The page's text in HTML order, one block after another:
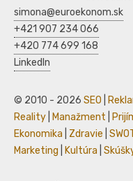
simona@euroekonom.sk
+421 907 234 066
+420 774 699 168
LinkedIn
© 2010 - 2026 SEO
Reality
Manažment
Ekonomika
Zdravie
Marketing
Kultúra